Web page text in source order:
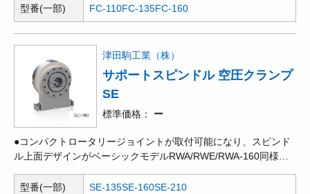
型番(一部) FC-110FC-135FC-160
津田駒工業（株）
サポートスピンドル 空圧クランプ
SE
標準価格 ー
●コンパクトロータリージョイントが取付可能になり、スピンド
ル上面デザインがベーシックモデルRWA/RWE/RWA-160同様と
型番(一部)
SE-135SE-160SE-210